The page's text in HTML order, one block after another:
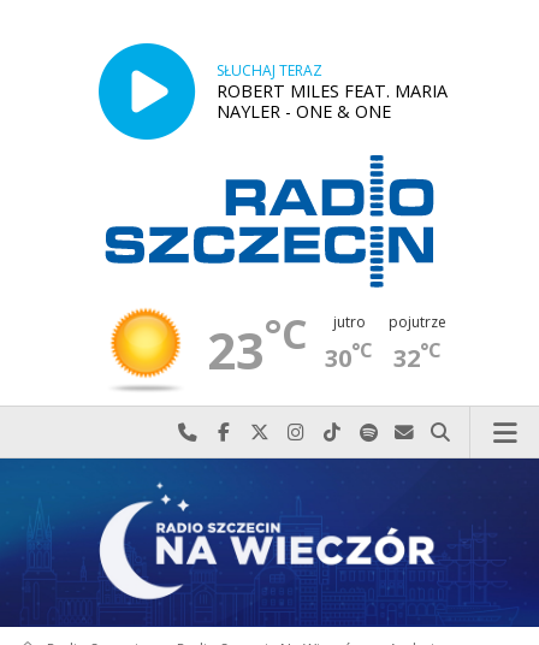
SŁUCHAJ TERAZ
ROBERT MILES FEAT. MARIA
NAYLER - ONE & ONE
23°C jutro
30°C
pojutrze
32°C
Najlepiej po prostu do nas zadzwoń
Odwiedź nas na Facebook-u
Odwiedź nas na X
Odwiedź nas na Instagram-ie
Odwiedź nas na TikTok-u
Szukaj nas na Spotify
Wyślij do nas
Szukaj